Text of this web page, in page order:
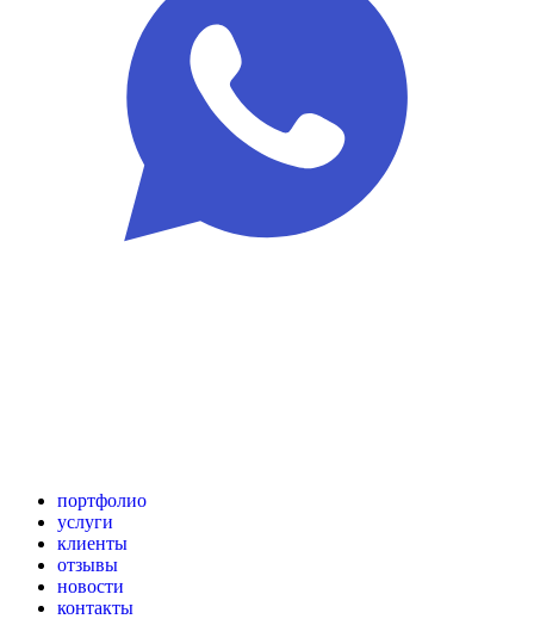
портфолио
услуги
клиенты
отзывы
новости
контакты